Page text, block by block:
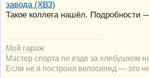
Такое коллега нашёл. Подробности
Мой гараж
Мастер спорта по езде за хлебушком
Если не я построил велосипед — это